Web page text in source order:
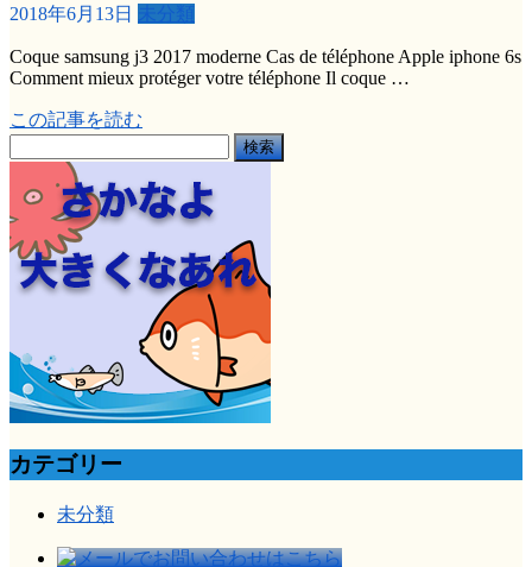
2018年6月13日 未分類
Coque samsung j3 2017 moderne Cas de téléphone Apple iphone 6s
Comment mieux protéger votre téléphone Il coque …
この記事を読む
索:
カテゴリー
未分類